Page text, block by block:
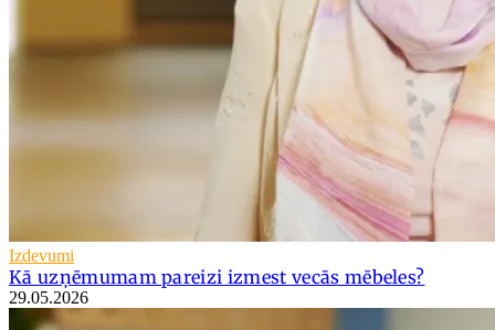
Izdevumi
Kā uzņēmumam pareizi izmest vecās mēbeles?
29.05.2026